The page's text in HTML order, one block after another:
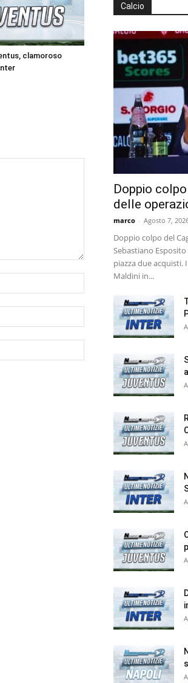
clamoroso
Calcio
Doppio
delle
marco - Agosto 7,
Doppio colpo del
Sebastiano
piazza due acquisti.
Maldini in...